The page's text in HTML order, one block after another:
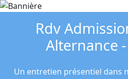
Rdv
Alternance -
Un entretien présentiel dans